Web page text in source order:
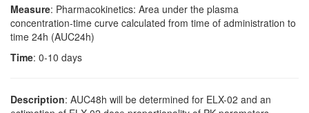
Measure: Pharmacokinetics: Area under the plasma
concentration-time curve calculated from time of administration to
time 24h (AUC24h)
Time: 0-10 days
Description: AUC48h will be determined for ELX-02 and an